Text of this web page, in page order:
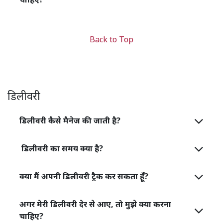
Back to Top
डिलीवरी
डिलीवरी कैसे मैनेज की जाती है?
डिलीवरी का समय क्या है?
क्या मैं अपनी डिलीवरी ट्रैक कर सकता हूँ?
अगर मेरी डिलीवरी देर से आए, तो मुझे क्या करना
चाहिए?